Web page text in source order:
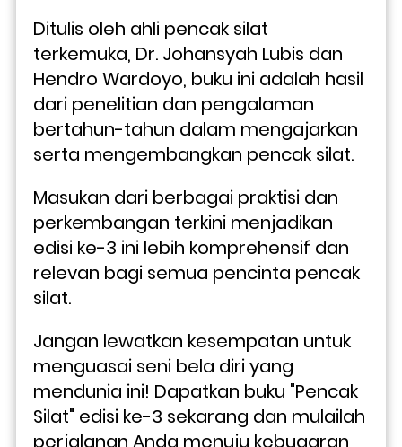
Ditulis oleh ahli pencak silat
terkemuka, Dr. Johansyah Lubis dan
Hendro Wardoyo, buku ini adalah hasil
dari penelitian dan pengalaman
bertahun-tahun dalam mengajarkan
serta mengembangkan pencak silat.
Masukan dari berbagai praktisi dan
perkembangan terkini menjadikan
edisi ke-3 ini lebih komprehensif dan
relevan bagi semua pencinta pencak
silat.
Jangan lewatkan kesempatan untuk
menguasai seni bela diri yang
mendunia ini! Dapatkan buku "Pencak
Silat" edisi ke-3 sekarang dan mulailah
perjalanan Anda menuju kebugaran